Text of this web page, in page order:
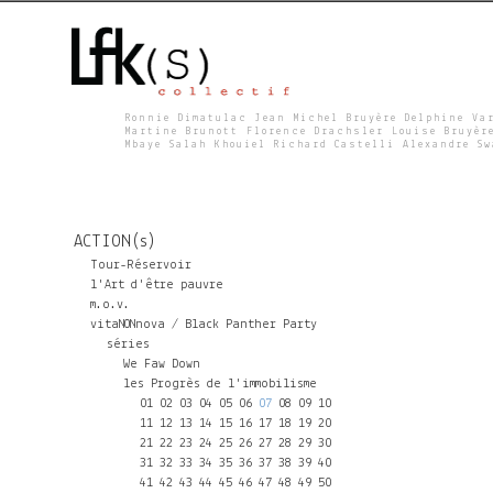
F
K
S
Ronnie Dimatulac Jean Michel Bruyère Delphine
Martine Brunott Florence Drachsler Louise
Mbaye Salah Khouiel Richard Castelli Alexandre
ACTION(s)
Tour-Réservoir
l'Art d'être pauvre
m.o.v.
vitaNONnova / Black Panther Party
séries
We Faw Down
les Progrès de l'immobilisme
01 02 03 04 05 06 07 08 09 10
11 12 13 14 15 16 17 18 19 20
21 22 23 24 25 26 27 28 29 30
31 32 33 34 35 36 37 38 39 40
41 42 43 44 45 46 47 48 49 50